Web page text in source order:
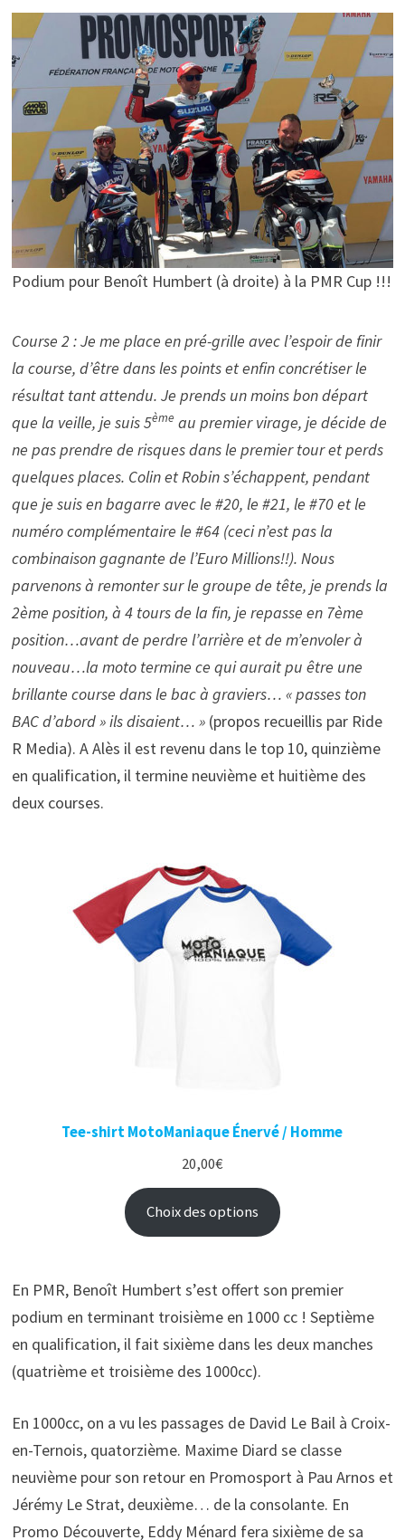
Podium pour Benoît Humbert (à droite) à la PMR Cup !!!
Course 2 : Je me place en pré-grille avec l’espoir de finir
la course, d’être dans les points et enfin concrétiser le
résultat tant attendu. Je prends un moins bon départ
que la veille, je suis 5ème au premier virage, je décide de
ne pas prendre de risques dans le premier tour et perds
quelques places. Colin et Robin s’échappent, pendant
que je suis en bagarre avec le #20, le #21, le #70 et le
numéro complémentaire le #64 (ceci n’est pas la
combinaison gagnante de l’Euro Millions!!). Nous
parvenons à remonter sur le groupe de tête, je prends la
2ème position, à 4 tours de la fin, je repasse en 7ème
position…avant de perdre l’arrière et de m’envoler à
nouveau…la moto termine ce qui aurait pu être une
brillante course dans le bac à graviers… « passes ton
BAC d’abord » ils disaient… » (propos recueillis par Ride
R Media). A Alès il est revenu dans le top 10, quinzième
en qualification, il termine neuvième et huitième des
deux courses.
Tee-shirt MotoManiaque Énervé / Homme
20,00€
Choix des options
En PMR, Benoît Humbert s’est offert son premier
podium en terminant troisième en 1000 cc ! Septième
en qualification, il fait sixième dans les deux manches
(quatrième et troisième des 1000cc).
En 1000cc, on a vu les passages de David Le Bail à Croix-
en-Ternois, quatorzième. Maxime Diard se classe
neuvième pour son retour en Promosport à Pau Arnos et
Jérémy Le Strat, deuxième… de la consolante. En
Promo Découverte, Eddy Ménard fera sixième de sa